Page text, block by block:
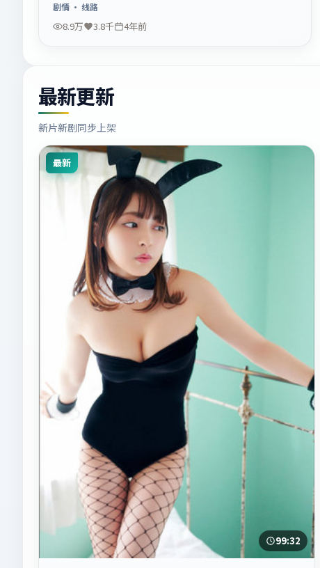
剧情· 线路
8.9万 3.8千 4年前
最新更新
新片新剧同步上架
最新
99:32